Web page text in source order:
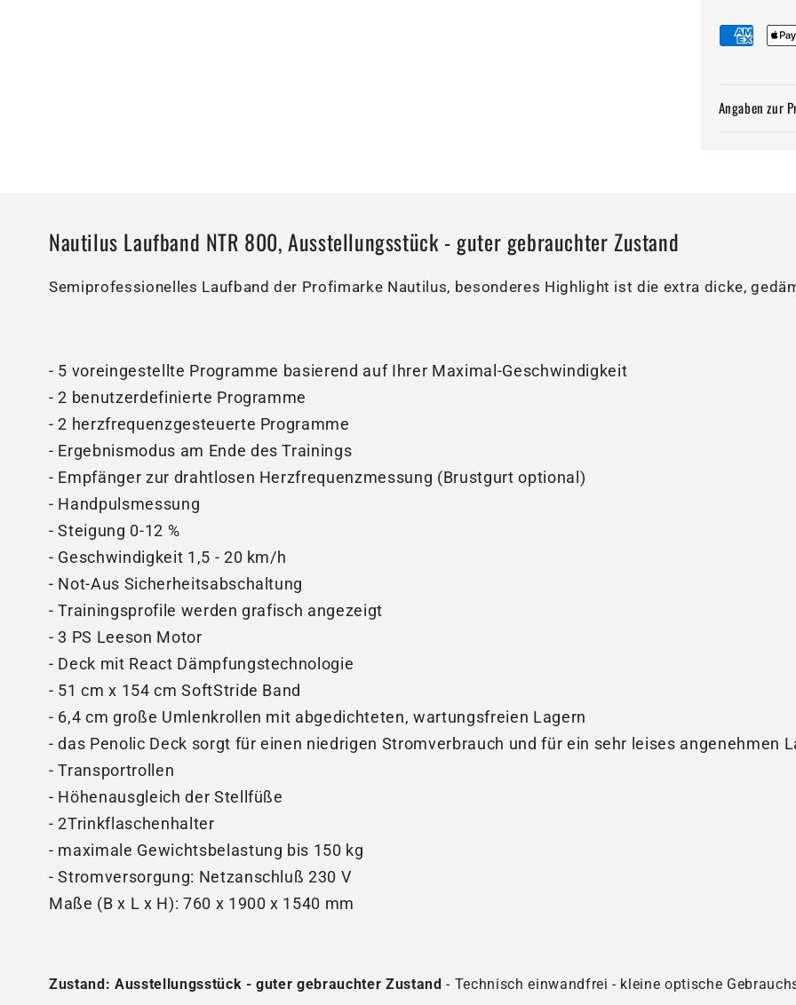
Angaben zur
Nautilus Laufband NTR 800, Ausstellungsstück - guter gebrauchter Zustand
Semiprofessionelles Laufband der Profimarke Nautilus, besonderes Highlight ist die extra dicke,
- 5 voreingestellte Programme basierend auf Ihrer Maximal-Geschwindigkeit
- 2 benutzerdefinierte Programme
- 2 herzfrequenzgesteuerte Programme
- Ergebnismodus am Ende des Trainings
- Empfänger zur drahtlosen Herzfrequenzmessung (Brustgurt optional)
- Handpulsmessung
- Steigung 0-12 %
- Geschwindigkeit 1,5 - 20 km/h
- Not-Aus Sicherheitsabschaltung
- Trainingsprofile werden grafisch angezeigt
- 3 PS Leeson Motor
- Deck mit React Dämpfungstechnologie
- 51 cm x 154 cm SoftStride Band
- 6,4 cm große Umlenkrollen mit abgedichteten, wartungsfreien Lagern
- das Penolic Deck sorgt für einen niedrigen Stromverbrauch und für ein sehr leises angenehmen
- Transportrollen
- Höhenausgleich der Stellfüße
- 2Trinkflaschenhalter
- maximale Gewichtsbelastung bis 150 kg
- Stromversorgung: Netzanschluß 230 V
Maße (B x L x H): 760 x 1900 x 1540 mm
Zustand: Ausstellungsstück - guter gebrauchter Zustand - Technisch einwandfrei - kleine optische